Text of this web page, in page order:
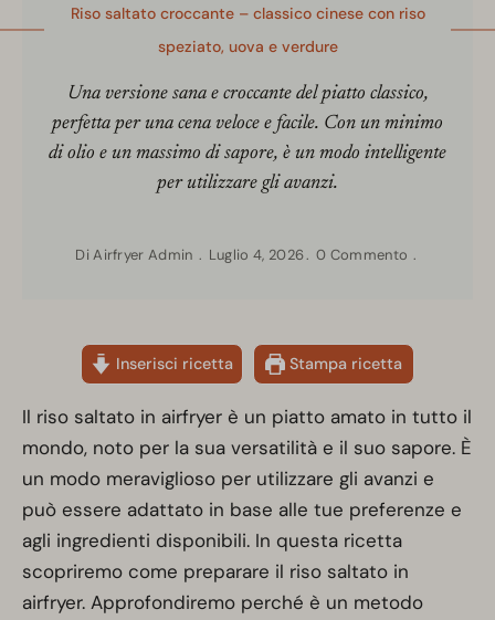
Riso saltato croccante – classico cinese con riso
speziato, uova e verdure
Una versione sana e croccante del piatto classico,
perfetta per una cena veloce e facile. Con un minimo
di olio e un massimo di sapore, è un modo intelligente
per utilizzare gli avanzi.
DiAirfryer Admin Luglio 4, 2026 0 Commento
Inserisci ricetta Stampa ricetta
Il riso saltato in airfryer è un piatto amato in tutto il
mondo, noto per la sua versatilità e il suo sapore. È
un modo meraviglioso per utilizzare gli avanzi e
può essere adattato in base alle tue preferenze e
agli ingredienti disponibili. In questa ricetta
scopriremo come preparare il riso saltato in
airfryer. Approfondiremo perché è un metodo